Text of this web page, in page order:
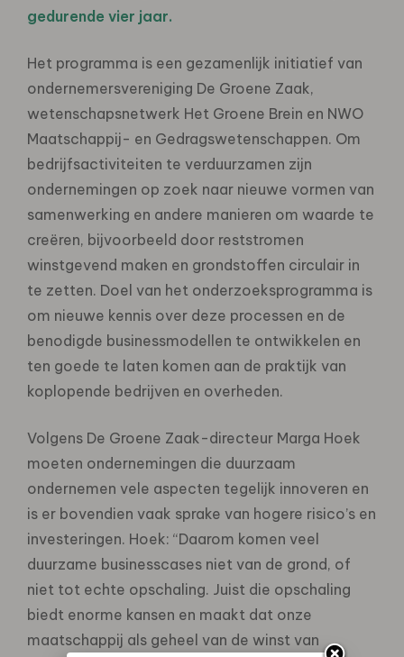
gedurende vier jaar.
Het programma is een gezamenlijk initiatief van
ondernemersvereniging De Groene Zaak,
wetenschapsnetwerk Het Groene Brein en NWO
Maatschappij- en Gedragswetenschappen. Om
bedrijfsactiviteiten te verduurzamen zijn
ondernemingen op zoek naar nieuwe vormen van
samenwerking en andere manieren om waarde te
creëren, bijvoorbeeld door reststromen
winstgevend maken en grondstoffen circulair in
te zetten. Doel van het onderzoeksprogramma is
om nieuwe kennis over deze processen en de
benodigde businessmodellen te ontwikkelen en
ten goede te laten komen aan de praktijk van
koplopende bedrijven en overheden.
Volgens De Groene Zaak-directeur Marga Hoek
moeten ondernemingen die duurzaam
ondernemen vele aspecten tegelijk innoveren en
is er bovendien vaak sprake van hogere risico’s en
investeringen. Hoek: “Daarom komen veel
duurzame businesscases niet van de grond, of
niet tot echte opschaling. Juist die opschaling
biedt enorme kansen en maakt dat onze
maatschappij als geheel van de winst van